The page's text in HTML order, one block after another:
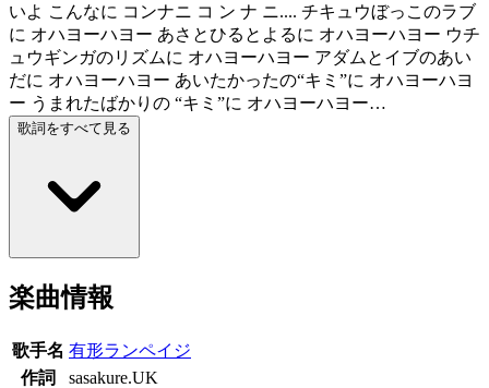
いよ こんなに コンナニ コ ン ナ ニ.... チキュウぼっこのラブ
に オハヨーハヨー あさとひるとよるに オハヨーハヨー ウチ
ュウギンガのリズムに オハヨーハヨー アダムとイブのあい
だに オハヨーハヨー あいたかったの“キミ”に オハヨーハヨ
ー うまれたばかりの “キミ”に オハヨーハヨー…
歌詞をすべて見る
楽曲情報
歌手名 有形ランペイジ
作詞
sasakure.UK